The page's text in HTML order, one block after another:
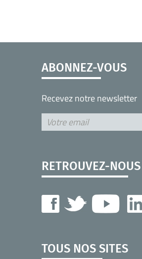
ABONNEZ-VOUS
Recevez notre newsletter
RETROUVEZ-
TOUS NOS SITES